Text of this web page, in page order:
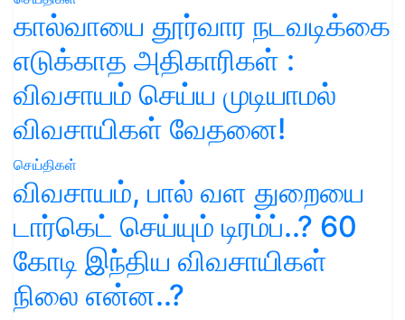
கால்வாயை தூர்வார நடவடிக்கை
எடுக்காத அதிகாரிகள் :
விவசாயம் செய்ய முடியாமல்
விவசாயிகள் வேதனை!
செய்திகள்
விவசாயம், பால் வள துறையை
டார்கெட் செய்யும் டிரம்ப்..? 60
கோடி இந்திய விவசாயிகள்
நிலை என்ன..?